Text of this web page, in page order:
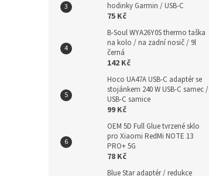
hodinky Garmin / USB-C
75 Kč
B-Soul WYA26Y0S thermo taška
na kolo / na zadní nosič / 9l
černá
142 Kč
Hoco UA47A USB-C adaptér se
stojánkem 240 W USB-C samec /
USB-C samice
99 Kč
OEM 5D Full Glue tvrzené sklo
pro Xiaomi RedMi NOTE 13
PRO+ 5G
78 Kč
Blue Star adaptér / redukce